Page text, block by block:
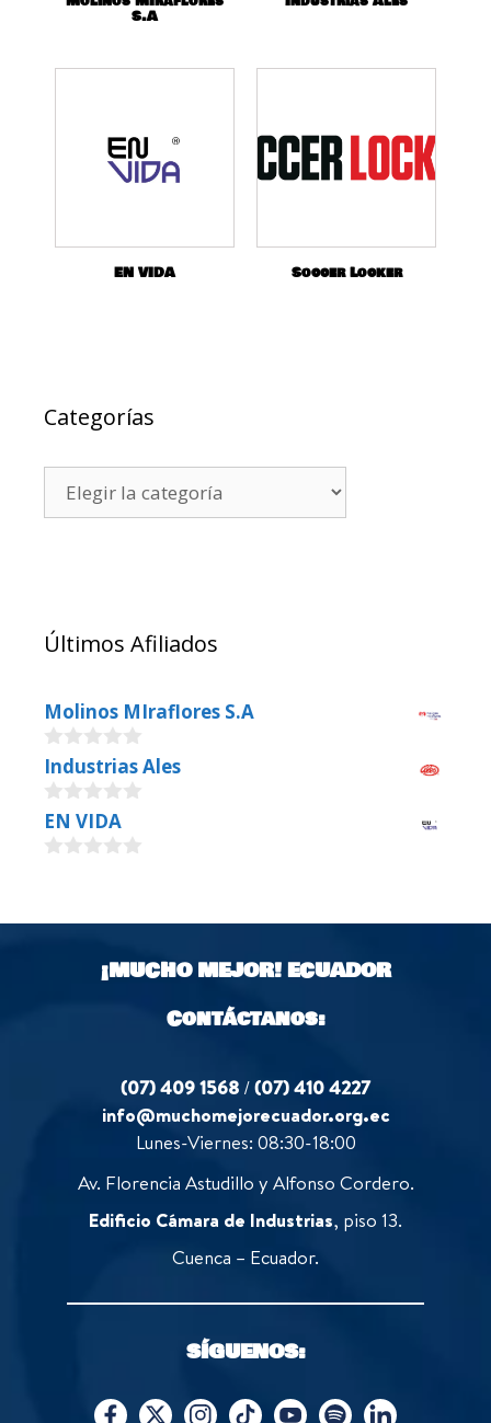
S.A
EN VIDA Soccer Locker
Categorías
Últimos Afiliados
Molinos MIraflores S.A
0
o
u
t
o
f
Industrias Ales
0
o
u
5
EN VIDA
t
¡MUCHO MEJOR!ECUADOR
Contáctanos:
(07) 409 1568 /(07) 410 4227
info@muchomejorecuador.org.ec
Lunes-Viernes: 08:30-18:00
Av. Florencia Astudillo y Alfonso Cordero.
Edificio Cámara de Industrias, piso 13.
Cuenca – Ecuador.
SÍGUENOS: